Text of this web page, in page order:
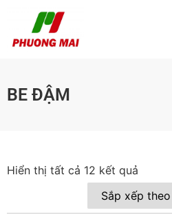
BE ĐẬM
Hiển thị tất cả 12 kết quả